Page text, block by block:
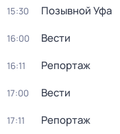
15:30 Позывной Уфа
16:00 Вести
16:11 Репортаж
17:00 Вести
17:11 Репортаж